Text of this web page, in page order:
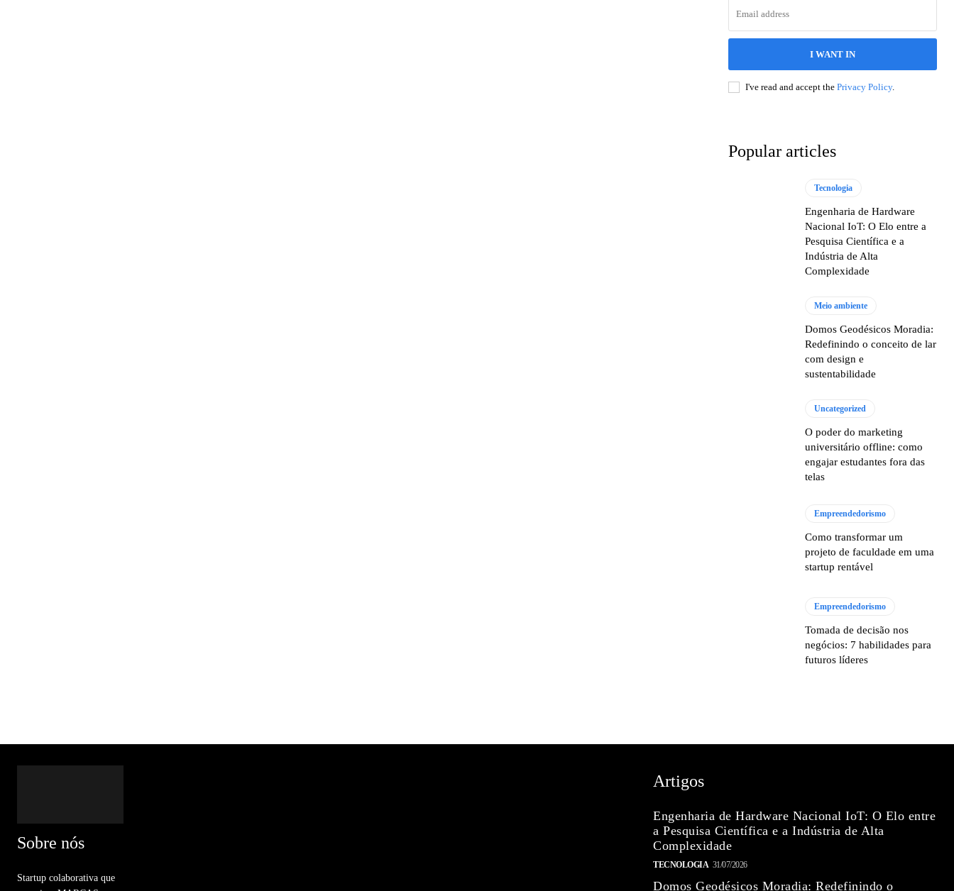
I WANT IN
I've read and accept the Privacy Policy.
Popular articles
Tecnologia
Engenharia de Hardware
Nacional IoT: O Elo entre a
Pesquisa Científica e a
Indústria de Alta
Complexidade
Meio ambiente
Domos Geodésicos Moradia:
Redefinindo o conceito de lar
com design e
sustentabilidade
Uncategorized
O poder do marketing
universitário offline: como
engajar estudantes fora das
telas
Empreendedorismo
Como transformar um
projeto de faculdade em uma
startup rentável
Empreendedorismo
Tomada de decisão nos
negócios: 7 habilidades para
futuros líderes
Sobre nós
Startup colaborativa que
Artigos
Engenharia de Hardware Nacional IoT: O Elo entre
a Pesquisa Científica e a Indústria de Alta
Complexidade
TECNOLOGIA 31/07/2026
Domos Geodésicos Moradia: Redefinindo o